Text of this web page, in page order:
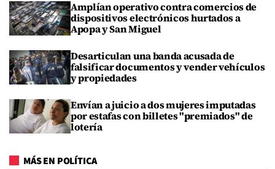
Amplían operativo contra comercios de
dispositivos electrónicos hurtados a
Apopa y San Miguel
Desarticulan una banda acusada de
falsificar documentos y vender vehículos
y propiedades
Envían a juicio a dos mujeres imputadas
por estafas con billetes "premiados" de
lotería
MÁS EN POLÍTICA